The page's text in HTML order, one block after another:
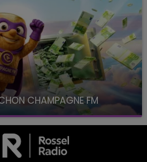
CHAMPAGNE FM
FM, à 8H10